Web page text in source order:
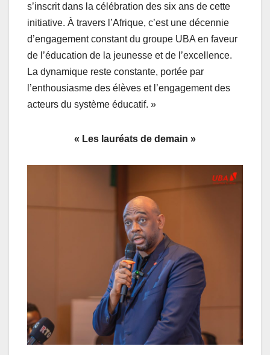
s’inscrit dans la célébration des six ans de cette
initiative. À travers l’Afrique, c’est une décennie
d’engagement constant du groupe UBA en faveur
de l’éducation de la jeunesse et de l’excellence.
La dynamique reste constante, portée par
l’enthousiasme des élèves et l’engagement des
acteurs du système éducatif. »
« Les lauréats de demain »